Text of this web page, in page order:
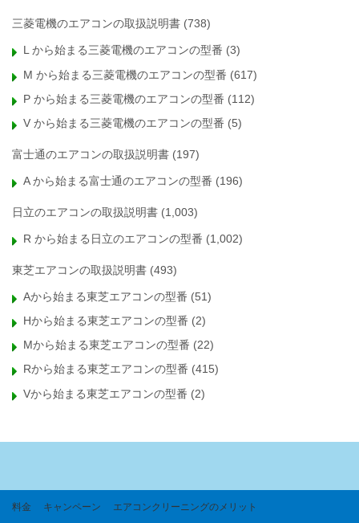
三菱電機のエアコンの取扱説明書 (738)
L から始まる三菱電機のエアコンの型番 (3)
M から始まる三菱電機のエアコンの型番 (617)
P から始まる三菱電機のエアコンの型番 (112)
V から始まる三菱電機のエアコンの型番 (5)
富士通のエアコンの取扱説明書 (197)
A から始まる富士通のエアコンの型番 (196)
日立のエアコンの取扱説明書 (1,003)
R から始まる日立のエアコンの型番 (1,002)
東芝エアコンの取扱説明書 (493)
Aから始まる東芝エアコンの型番 (51)
Hから始まる東芝エアコンの型番 (2)
Mから始まる東芝エアコンの型番 (22)
Rから始まる東芝エアコンの型番 (415)
Vから始まる東芝エアコンの型番 (2)
料金 キャンペーン エアコンクリーニングのメリット